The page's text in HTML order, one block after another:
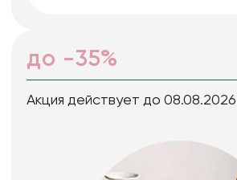
до -35%
Акция действует до 08.08.2026